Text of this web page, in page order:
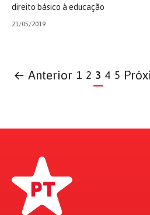
direito básico à educação
21/05/2019
← Anterior 1 2 3 4 5